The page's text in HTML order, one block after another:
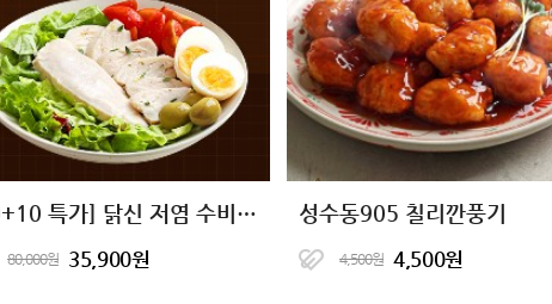
[10+10 특가] 닭신 저염 수비드 닭가슴살 20팩
80,000원 35,900원
성수동905 칠리깐풍기
4,500원 4,500원